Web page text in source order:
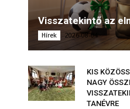
Visszatekintő az
Hírek 2026-08-04
KIS
NAGY
TANÉVRE